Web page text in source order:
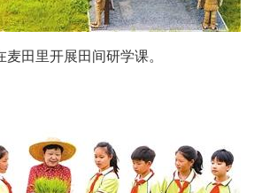
麦田里开展田间研学课。